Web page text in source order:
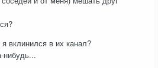
вклинился в их канал?
нибудь...